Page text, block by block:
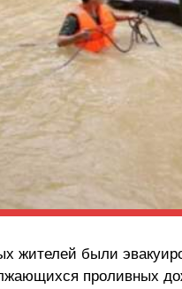
жителей были
проливных